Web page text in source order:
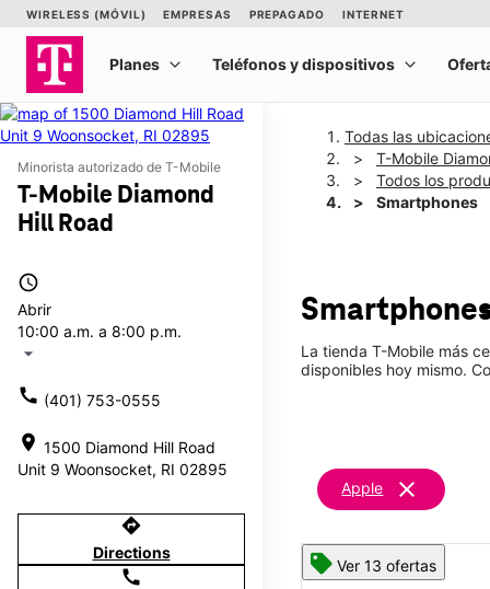
Minorista autorizado de T-Mobile
T-Mobile Diamond
Hill Road
access_time
Abrir
10:00 a.m. a 8:00 p.m.
arrow_drop_down
call (401) 753-0555
location_on 1500 Diamond Hill Road
Unit 9 Woonsocket, RI 02895
directions
Directions
call
Todas las
T-Mobile
Todos los
Smartphones
La tienda T-Mobile más
disponibles hoy mismo.
Apple clear
Ver 13 ofertas